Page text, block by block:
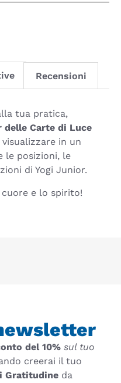
Recensioni
tua pratica,
delle Carte di Luce
in un
le posizioni, le
di Yogi Junior.
e lo spirito!
del 10% sul tuo
creerai il tuo
Gratitudine da